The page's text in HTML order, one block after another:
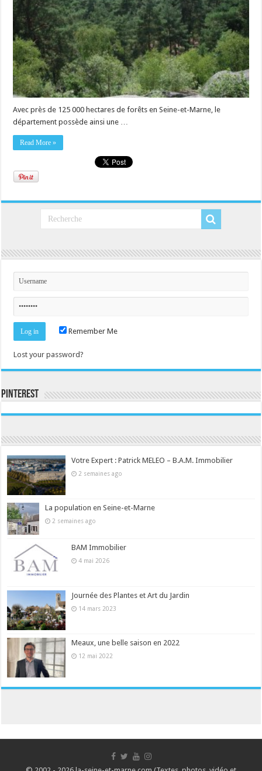
Avec près de 125 000 hectares de forêts en Seine-et-Marne, le
département possède ainsi une …
Read More »
Remember Me
Lost your password?
Pinterest
Votre Expert : Patrick MELEO – B.A.M. Immobilier
2 semaines ago
La population en Seine-et-Marne
2 semaines ago
BAM Immobilier
4 mai 2026
Journée des Plantes et Art du Jardin
14 mars 2023
Meaux, une belle saison en 2022
12 mai 2022